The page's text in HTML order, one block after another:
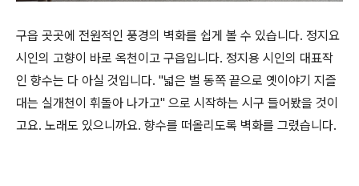
구읍 곳곳에 전원적인 풍경의 벽화를 쉽게 볼 수 있습니다. 정지요
시인의 고향이 바로 옥천이고 구읍입니다. 정지용 시인의 대표작
인 향수는 다 아실 것입니다. "넓은 벌 동쪽 끝으로 옛이야기 지즐
대는 실개천이 휘돌아 나가고" 으로 시작하는 시구 들어봤을 것이
고요. 노래도 있으니까요. 향수를 떠올리도록 벽화를 그렸습니다.